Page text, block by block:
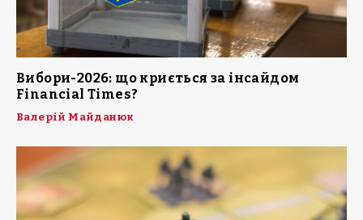
Вибори-2026: що криється за інсайдом
Financial Times?
Валерій Майданюк